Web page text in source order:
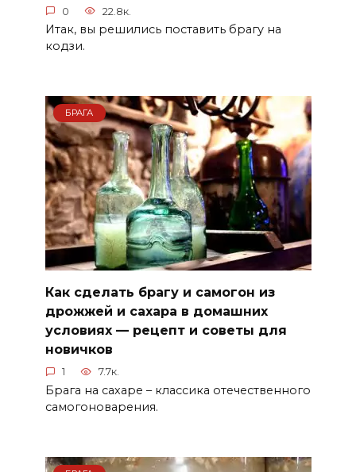
0 22.8к.
Итак, вы решились поставить брагу на
кодзи.
БРАГА
Как сделать брагу и самогон из
дрожжей и сахара в домашних
условиях — рецепт и советы для
новичков
1 7.7к.
Брага на сахаре – классика отечественного
самогоноварения.